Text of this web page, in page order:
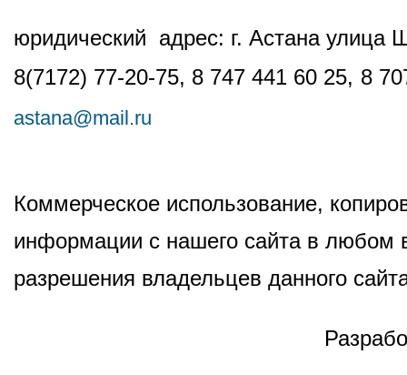
юридический адрес: г. Астана
8(7172) 77-20-75, 8 747 441 60 25, 8
astana@mail.ru
Коммерческое использование,
информации с нашего сайта в любом
разрешения владельцев данного